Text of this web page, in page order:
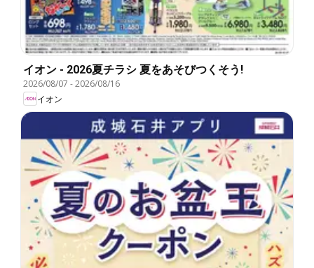
イオン - 2026夏チラシ 夏をあそびつくそう!
2026/08/07 -2026/08/16
イオン